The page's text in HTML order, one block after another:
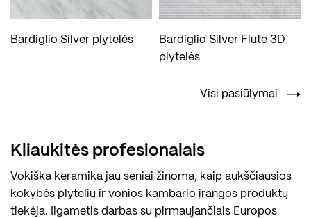
Bardiglio Silver plytelės
Bardiglio Silver Flute 3D
plytelės
Visi pasiūlymai
Kliaukitės profesionalais
Vokiška keramika jau seniai žinoma, kaip aukščiausios
kokybės plytelių ir vonios kambario įrangos produktų
tiekėja. Ilgametis darbas su pirmaujančiais Europos